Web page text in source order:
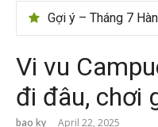
Vi vu
đi đâu, chơi
bao ky April 22, 2025